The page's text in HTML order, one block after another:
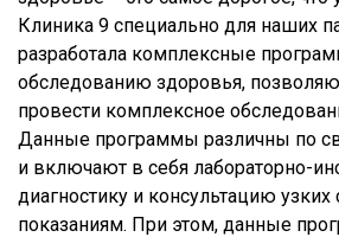
Клиника 9 специально для наших
разработала комплексные
обследованию здоровья,
провести комплексное
Данные программы различны по
и включают в себя лабораторно-
диагностику и консультацию узких
показаниям. При этом, данные